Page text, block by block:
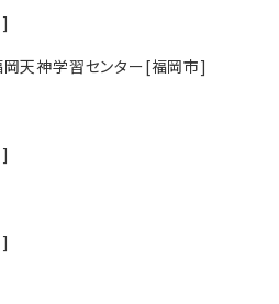
岡天神学習センター[福岡市]